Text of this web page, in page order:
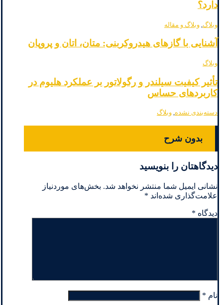
دارد؟
وبلاگ وبلاگ و مقاله
آشنایی با گازهای هیدروکربنی: متان، اتان و پروپان
وبلاگ
تأثیر کیفیت سیلندر و رگولاتور بر عملکرد هلیوم در
کاربردهای حساس
دسته‌بندی نشده, وبلاگ
بدون شرح
دیدگاهتان را بنویسید
نشانی ایمیل شما منتشر نخواهد شد. بخش‌های موردنیاز
علامت‌گذاری شده‌اند *
دیدگاه *
نام *